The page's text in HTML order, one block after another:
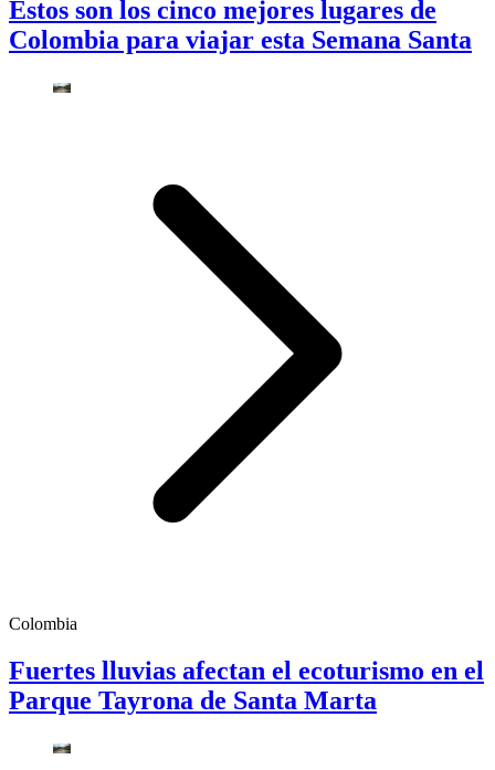
Estos son los cinco mejores lugares de
Colombia para viajar esta Semana Santa
Colombia
Fuertes lluvias afectan el ecoturismo en el
Parque Tayrona de Santa Marta